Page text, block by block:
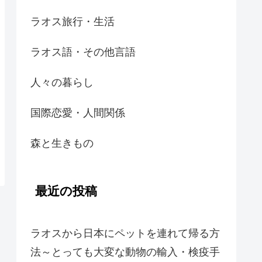
ラオス旅行・生活
ラオス語・その他言語
人々の暮らし
国際恋愛・人間関係
森と生きもの
最近の投稿
ラオスから日本にペットを連れて帰る方
法～とっても大変な動物の輸入・検疫手